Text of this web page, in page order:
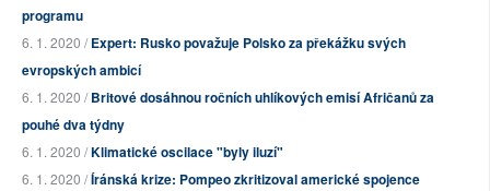
programu
6. 1. 2020 /Expert: Rusko považuje Polsko za překážku svých
evropských ambicí
6. 1. 2020 /Britové dosáhnou ročních uhlíkových emisí Afričanů za
pouhé dva týdny
6. 1. 2020 /Klimatické oscilace "byly iluzí"
6. 1. 2020 /Íránská krize: Pompeo zkritizoval americké spojence